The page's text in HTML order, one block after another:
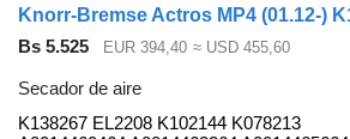
Bs 5.525 EUR 394,40 ≈ USD 455,60
Secador de aire
K138267 EL2208 K102144 K078213